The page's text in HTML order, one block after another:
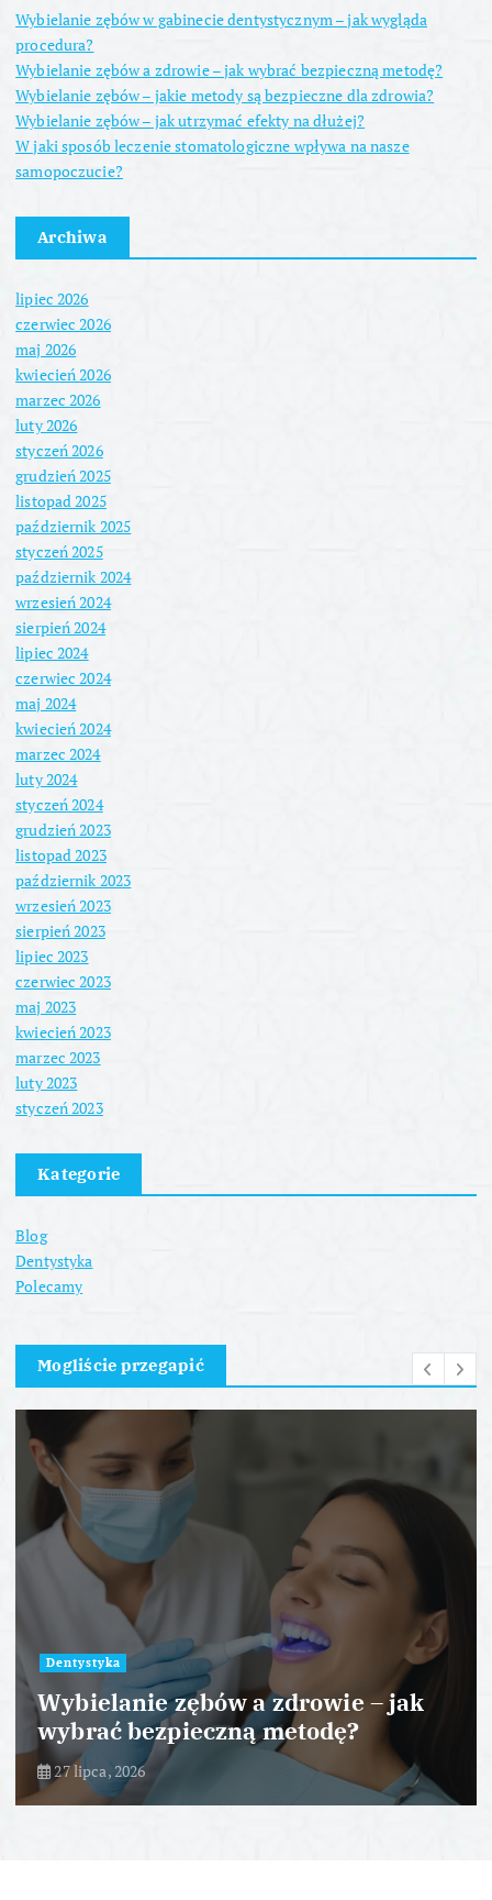
Wybielanie zębów w gabinecie dentystycznym – jak wygląda
procedura?
Wybielanie zębów a zdrowie – jak wybrać bezpieczną metodę?
Wybielanie zębów – jakie metody są bezpieczne dla zdrowia?
Wybielanie zębów – jak utrzymać efekty na dłużej?
W jaki sposób leczenie stomatologiczne wpływa na nasze
samopoczucie?
Archiwa
lipiec 2026
czerwiec 2026
maj 2026
kwiecień 2026
marzec 2026
luty 2026
styczeń 2026
grudzień 2025
listopad 2025
październik 2025
styczeń 2025
październik 2024
wrzesień 2024
sierpień 2024
lipiec 2024
czerwiec 2024
maj 2024
kwiecień 2024
marzec 2024
luty 2024
styczeń 2024
grudzień 2023
listopad 2023
październik 2023
wrzesień 2023
sierpień 2023
lipiec 2023
czerwiec 2023
maj 2023
kwiecień 2023
marzec 2023
luty 2023
styczeń 2023
Kategorie
Blog
Dentystyka
Polecamy
Mogliście przegapić
Dentystyka
Wybielanie zębów a zdrowie – jak
wybrać bezpieczną metodę?
27 lipca, 2026